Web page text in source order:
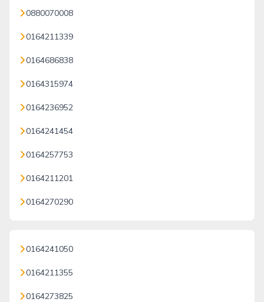
0880070008
0164211339
0164686838
0164315974
0164236952
0164241454
0164257753
0164211201
0164270290
0164241050
0164211355
0164273825